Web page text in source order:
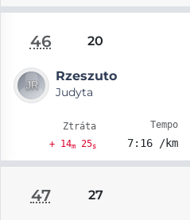
46 20
Rzeszuto
Judyta
Ztráta
+ 14m25s
Tempo
7:16 /km
47 27